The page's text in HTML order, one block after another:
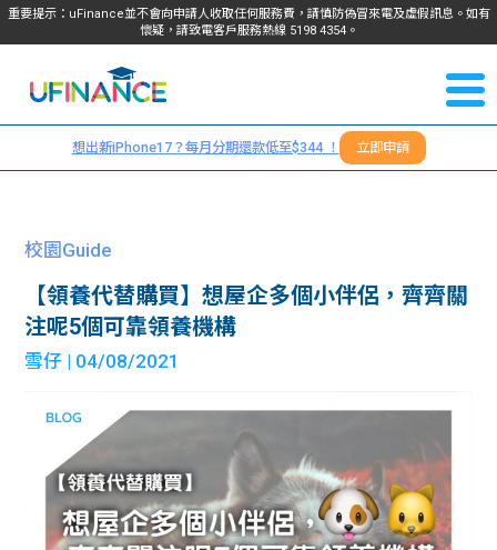
重要提示：uFinance並不會向申請人收取任何服務費，請慎防偽冒來電及虛假訊息。如有
懷疑，請致電客戶服務熱線 5198 4354。
我們
服務
貸款
計算
Blog
大專
常見
問題
們
＋
想出新iPhone17？每月分期還款低至$344 ！ 立即申請
校園Guide
【領養代替購買】想屋企多個小伴侶，齊齊關
注呢5個可靠領養機構
雪仔 | 04/08/2021